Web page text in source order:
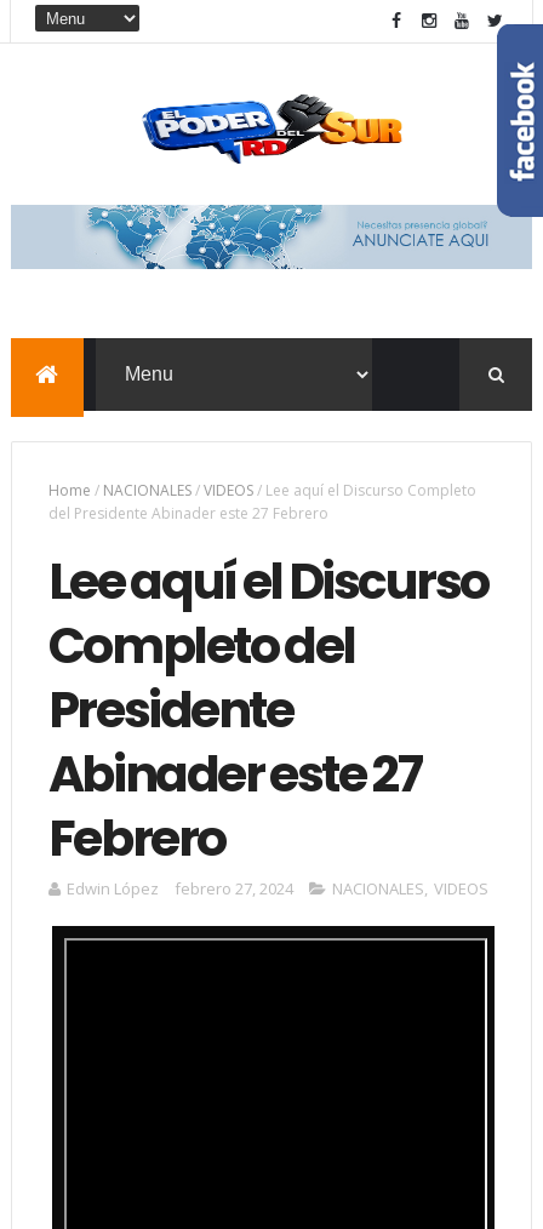
Home / NACIONALES/VIDEOS/ Lee aquí el Discurso Completo
del Presidente Abinader este 27 Febrero
Lee aquí el Discurso
Completo del
Presidente
Abinader este 27
Febrero
Edwin López febrero 27, 2024 NACIONALES, VIDEOS